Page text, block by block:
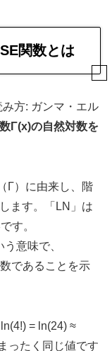
関数とは
方: ガンマ・エル
Γ(x)の自然対数を
Γ）に由来し、階
ます。「LN」は
す。
意味で、
であることを示
= ln(24) ≈
ったく同じ値です